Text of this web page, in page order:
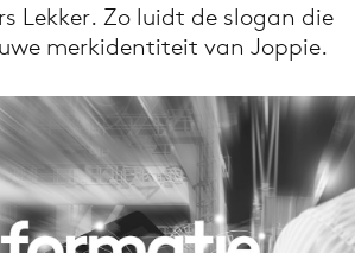
Download de app
nieuws via de Adformatie
Lekker. Zo luidt de slogan die
merkidentiteit van Joppie.